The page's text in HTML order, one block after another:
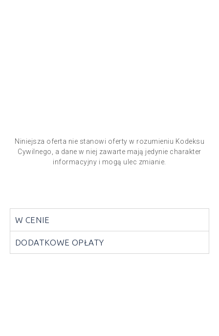
Niniejsza oferta nie stanowi oferty w rozumieniu Kodeksu
Cywilnego, a dane w niej zawarte mają jedynie charakter
informacyjny i mogą ulec zmianie.
W CENIE
DODATKOWE OPŁATY